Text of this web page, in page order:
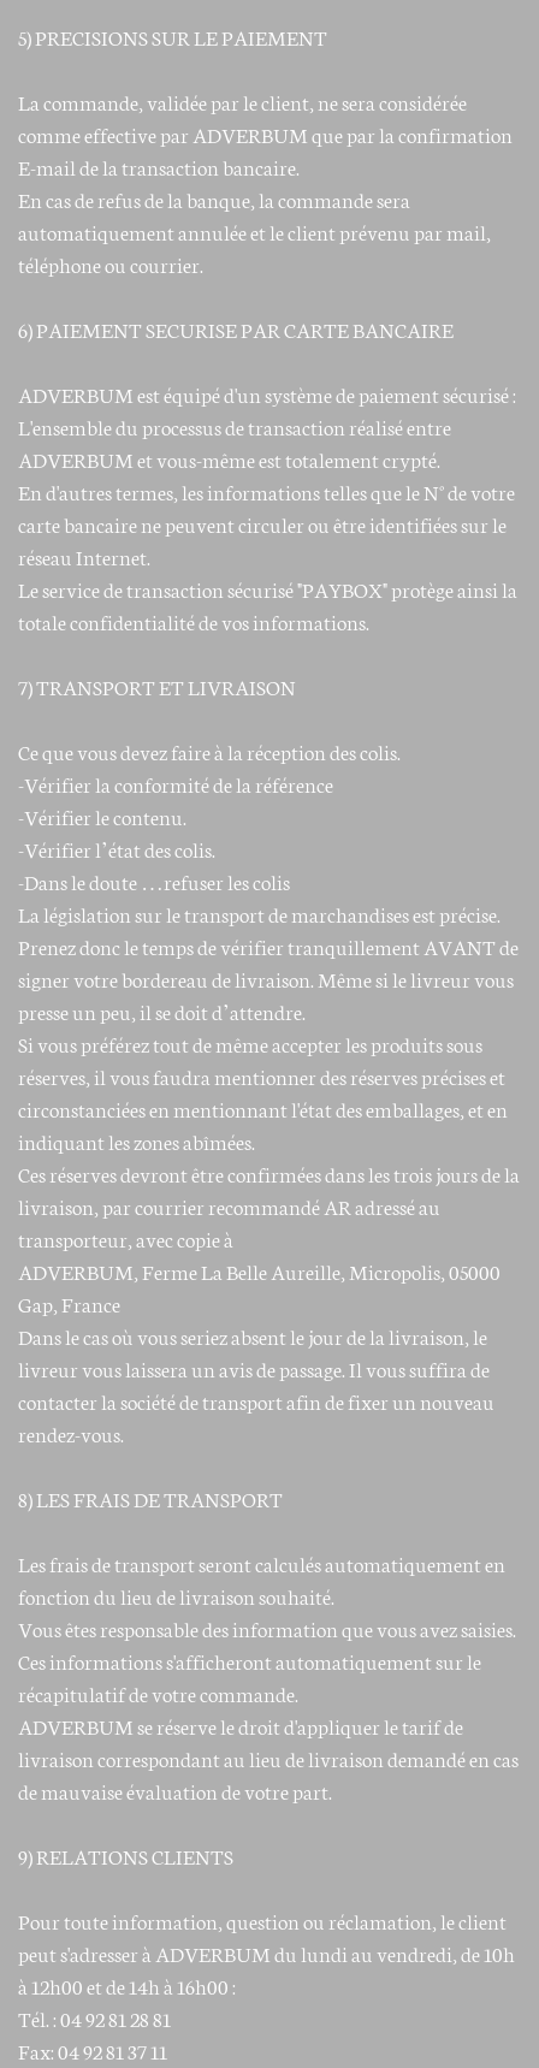
5) PRECISIONS SUR LE PAIEMENT
La commande, validée par le client, ne sera considérée
comme effective par ADVERBUM que par la confirmation
E-mail de la transaction bancaire.
En cas de refus de la banque, la commande sera
automatiquement annulée et le client prévenu par mail,
téléphone ou courrier.
6) PAIEMENT SECURISE PAR CARTE BANCAIRE
ADVERBUM est équipé d'un système de paiement sécurisé :
L'ensemble du processus de transaction réalisé entre
ADVERBUM et vous-même est totalement crypté.
En d'autres termes, les informations telles que le N° de votre
carte bancaire ne peuvent circuler ou être identifiées sur le
réseau Internet.
Le service de transaction sécurisé "PAYBOX" protège ainsi la
totale confidentialité de vos informations.
7) TRANSPORT ET LIVRAISON
Ce que vous devez faire à la réception des colis.
-Vérifier la conformité de la référence
-Vérifier le contenu.
-Vérifier l’état des colis.
-Dans le doute …refuser les colis
La législation sur le transport de marchandises est précise.
Prenez donc le temps de vérifier tranquillement AVANT de
signer votre bordereau de livraison. Même si le livreur vous
presse un peu, il se doit d’attendre.
Si vous préférez tout de même accepter les produits sous
réserves, il vous faudra mentionner des réserves précises et
circonstanciées en mentionnant l'état des emballages, et en
indiquant les zones abîmées.
Ces réserves devront être confirmées dans les trois jours de la
livraison, par courrier recommandé AR adressé au
transporteur, avec copie à
ADVERBUM, Ferme La Belle Aureille, Micropolis, 05000
Gap, France
Dans le cas où vous seriez absent le jour de la livraison, le
livreur vous laissera un avis de passage. Il vous suffira de
contacter la société de transport afin de fixer un nouveau
rendez-vous.
8) LES FRAIS DE TRANSPORT
Les frais de transport seront calculés automatiquement en
fonction du lieu de livraison souhaité.
Vous êtes responsable des information que vous avez saisies.
Ces informations s'afficheront automatiquement sur le
récapitulatif de votre commande.
ADVERBUM se réserve le droit d'appliquer le tarif de
livraison correspondant au lieu de livraison demandé en cas
de mauvaise évaluation de votre part.
9) RELATIONS CLIENTS
Pour toute information, question ou réclamation, le client
peut s'adresser à ADVERBUM du lundi au vendredi, de 10h
à 12h00 et de 14h à 16h00 :
Tél. : 04 92 81 28 81
Fax: 04 92 81 37 11